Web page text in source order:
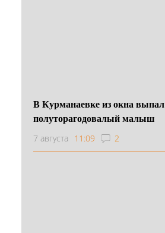
В Курманаевке из окна выпал
полуторагодовалый малыш
7 августа 11:09 2